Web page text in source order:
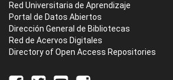
Red Universitaria de Aprendizaje
Portal de Datos Abiertos
Dirección General de Bibliotecas
Red de Acervos Digitales
Directory of Open Access Repositories